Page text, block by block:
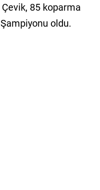
85 koparma
oldu.